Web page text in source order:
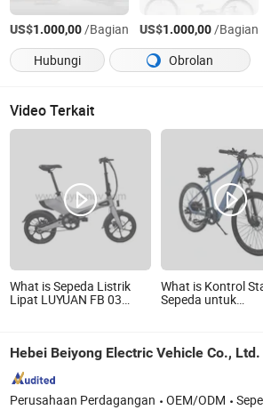
US$1.000,00/Bagian US$1.000,00/Bagian
Hubungi
Obrolan
Video Terkait
What is Sepeda Listrik
Lipat LUYUAN FB 03
EN15194
What is Kontrol
Sepeda untuk
Hebei Beiyong Electric Vehicle Co., Ltd.
Perusahaan Perdagangan OEM/ODM